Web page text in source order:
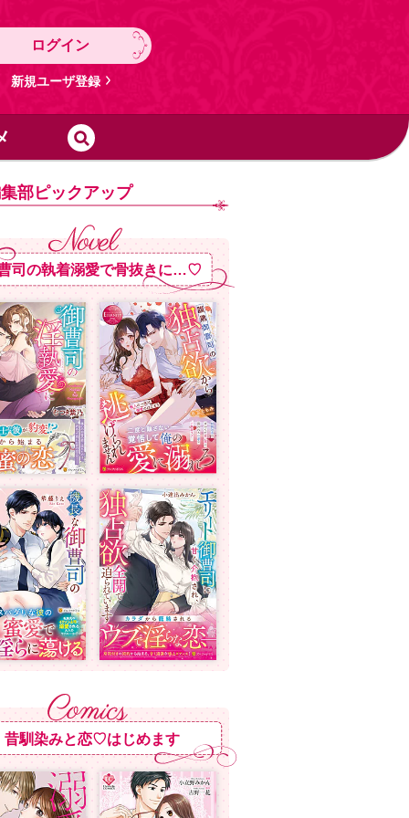
ログイン
新規ユーザ登録
部ピックアップ
司の執着溺愛で骨抜きに…♡
昔馴染みと恋♡はじめます